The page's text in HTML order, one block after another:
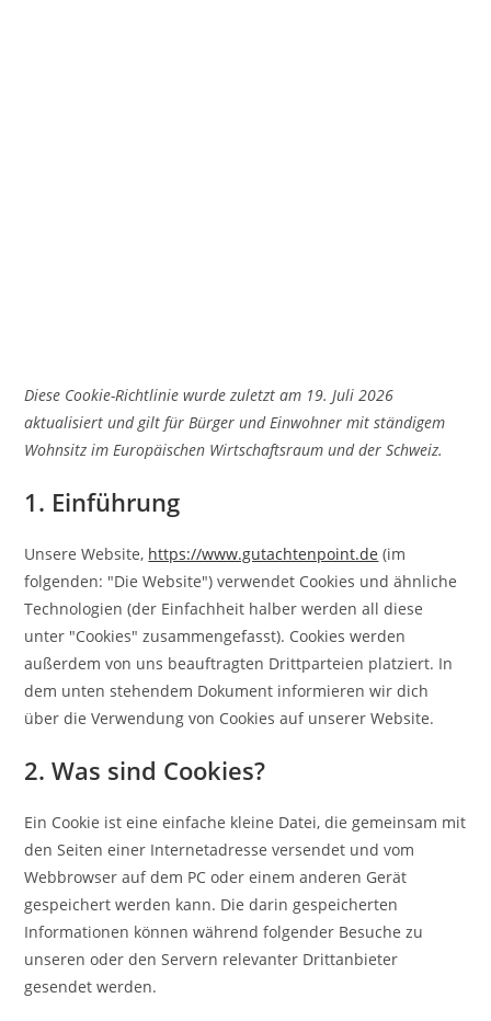
Diese Cookie-Richtlinie wurde zuletzt am 19. Juli 2026
aktualisiert und gilt für Bürger und Einwohner mit ständigem
Wohnsitz im Europäischen Wirtschaftsraum und der Schweiz.
1. Einführung
Unsere Website, https://www.gutachtenpoint.de (im
folgenden: "Die Website") verwendet Cookies und ähnliche
Technologien (der Einfachheit halber werden all diese
unter "Cookies" zusammengefasst). Cookies werden
außerdem von uns beauftragten Drittparteien platziert. In
dem unten stehendem Dokument informieren wir dich
über die Verwendung von Cookies auf unserer Website.
2. Was sind Cookies?
Ein Cookie ist eine einfache kleine Datei, die gemeinsam mit
den Seiten einer Internetadresse versendet und vom
Webbrowser auf dem PC oder einem anderen Gerät
gespeichert werden kann. Die darin gespeicherten
Informationen können während folgender Besuche zu
unseren oder den Servern relevanter Drittanbieter
gesendet werden.